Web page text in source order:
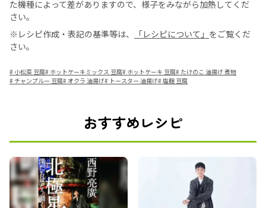
た機種によって差がありますので、様子をみながら加熱してくだ
さい。
※レシピ作成・表記の基準等は、
「レシピについて」 をご覧くだ
さい。
# 小松菜 豆腐# ホットケーキミックス 豆腐# ホットケーキ 豆腐# たけのこ 油揚げ 煮物
# チャンプルー 豆腐#オクラ 油揚げ# トースター 油揚げ#塩麹 豆腐
おすすめレシピ